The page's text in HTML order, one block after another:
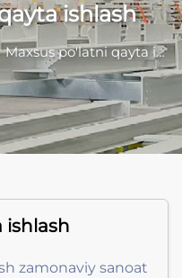
ishlash
Maxsus po'latni qayta ishlash
ishlash
zamonaviy sanoat